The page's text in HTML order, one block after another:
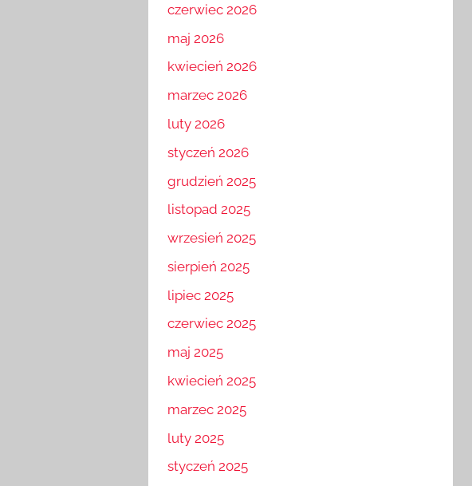
czerwiec 2026
maj 2026
kwiecień 2026
marzec 2026
luty 2026
styczeń 2026
grudzień 2025
listopad 2025
wrzesień 2025
sierpień 2025
lipiec 2025
czerwiec 2025
maj 2025
kwiecień 2025
marzec 2025
luty 2025
styczeń 2025